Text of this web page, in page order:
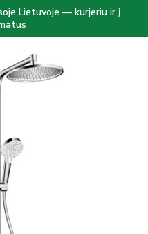
Lietuvoje — kurjeriu ir į